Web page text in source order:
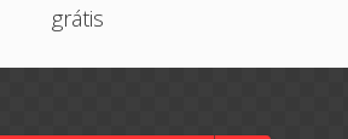
grátis